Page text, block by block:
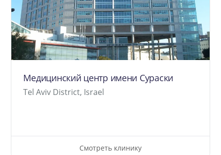
Медицинский центр имени Сураски
Tel Aviv District, Israel
Смотреть клинику